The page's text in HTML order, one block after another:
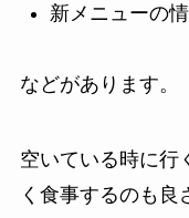
新メニューの
などがあります。
空いている時に行
く食事するのも良